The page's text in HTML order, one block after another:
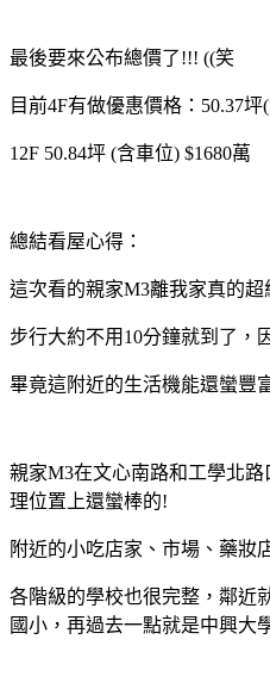
最後要來公布總價了!!! ((笑
目前4F有做優惠價格：50.37坪
12F 50.84坪 (含車位) $1680萬
總結看屋心得：
這次看的親家M3離我家真的超
步行大約不用10分鐘就到了，
畢竟這附近的生活機能還蠻豐
親家M3在文心南路和工學北
理位置上還蠻棒的!
附近的小吃店家、市場、藥妝
各階級的學校也很完整，鄰近
國小，再過去一點就是中興大